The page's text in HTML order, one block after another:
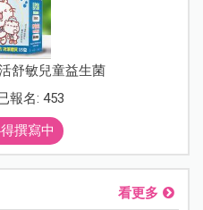
舒敏兒童益生菌
報名: 453
撰寫中
看更多